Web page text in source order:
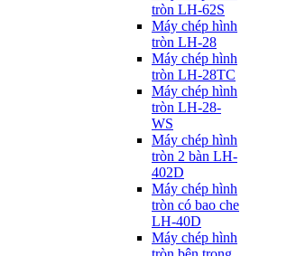
tròn LH-62S
Máy chép hình
tròn LH-28
Máy chép hình
tròn LH-28TC
Máy chép hình
tròn LH-28-
WS
Máy chép hình
tròn 2 bàn LH-
402D
Máy chép hình
tròn có bao che
LH-40D
Máy chép hình